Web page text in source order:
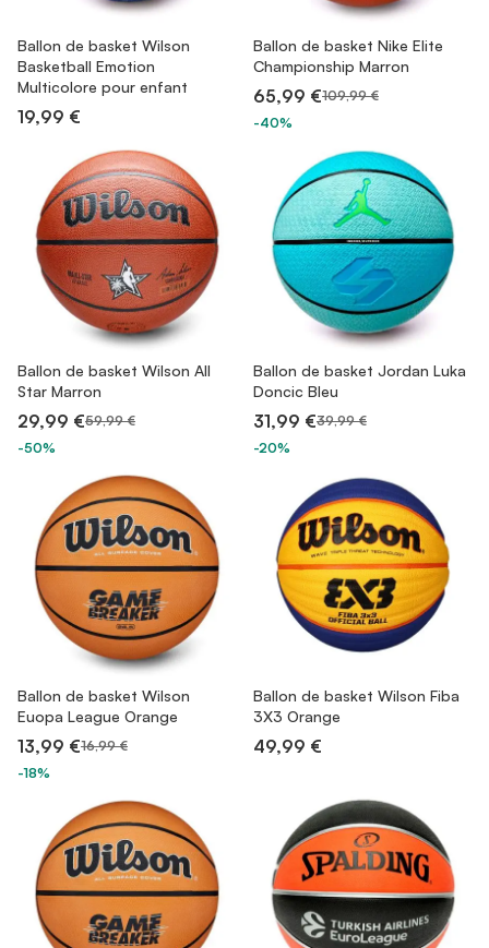
Ballon de basket Wilson
Basketball Emotion
Multicolore pour enfant
19,99 €
Ballon de basket Nike Elite
Championship Marron
65,99 €109,99 €
-40%
Ballon de basket Wilson All
Star Marron
29,99 €59,99 €
-50%
Ballon de basket Jordan Luka
Doncic Bleu
31,99 €39,99 €
-20%
Ballon de basket Wilson
Euopa League Orange
13,99 €16,99 €
-18%
Ballon de basket Wilson Fiba
3X3 Orange
49,99 €